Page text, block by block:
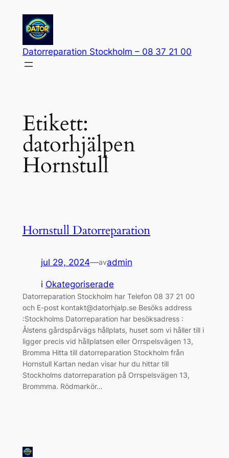
innehåll
Datorreparation Stockholm – 08 37 21 00
Etikett:
datorhjälpen
Hornstull
Hornstull Datorreparation
jul 29, 2024—avadmin
i Okategoriserade
Datorreparation Stockholm har Telefon 08 37 21 00
och E-post kontakt@datorhjalp.se Besöks address
:Stockholms Datorreparation har besöksadress :
Ålstens gårdspårvägs hållplats, huset som vi håller till i
ligger precis vid hållplatsen eller Orrspelsvägen 13,
Bromma Hitta till datorreparation Stockholm från
Hornstull Kartan nedan visar hur du hittar till
Stockholms datorreparation på Orrspelsvägen 13,
Brommma. Rödmarkör…